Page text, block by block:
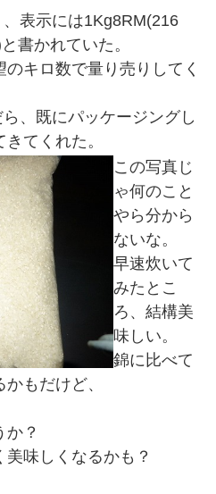
表示には1Kg8RM(216
書かれていた。
キロ数で量り売りしてく
、既にパッケージングし
てくれた。
この写真じ
ゃ何のこと
やら分から
ないな。
早速炊いて
みたとこ
ろ、結構美
味しい。
錦に比べて
もだけど、
？
味しくなるかも？